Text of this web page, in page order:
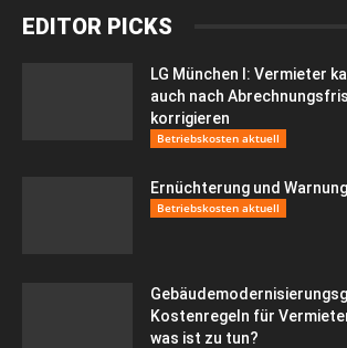
EDITOR PICKS
LG München I: Vermieter
auch nach
korrigieren
Betriebskosten aktuell
Ernüchterung und Warnung
Betriebskosten aktuell
Kostenregeln für
was ist zu tun?